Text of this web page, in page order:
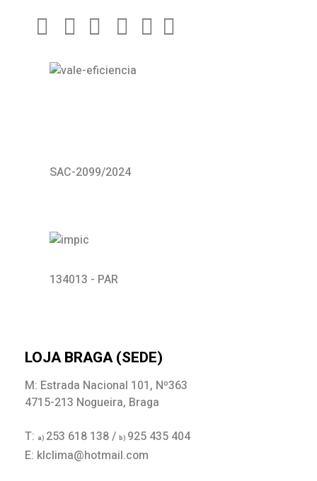
SAC-2099/2024
134013 - PAR
LOJA BRAGA (SEDE)
M: Estrada Nacional 101, Nº363
4715-213 Nogueira, Braga
T: a) 253 618 138 / b) 925 435 404
E: klclima@hotmail.com